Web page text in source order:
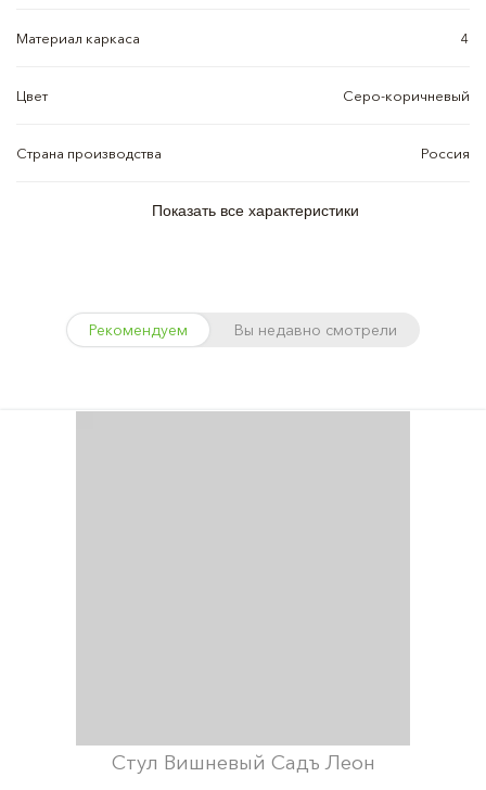
Материал каркаса 4
Цвет Серо-коричневый
Страна производства Россия
Показать все характеристики
Рекомендуем Вы недавно смотрели
Стул Вишневый Садъ Леон